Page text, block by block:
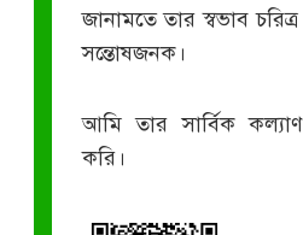
জানামতে তার স্বভাব
সন্তোষজনক।
আমি তার সার্বিক
করি।